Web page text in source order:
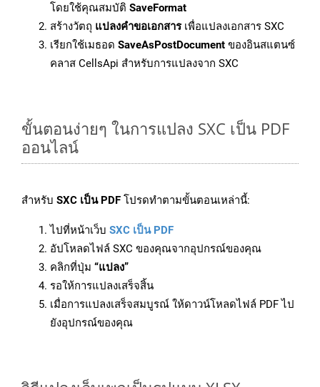
โดยใช้คุณสมบัติ SaveFormat
สร้างวัตถุ แปลงคำขอเอกสารเพื่อแปลงเอกสาร SXC
เรียกใช้เมธอด SaveAsPostDocument ของอินสแตนซ์
คลาส CellsApi สำหรับการแปลงจาก SXC
ขั้นตอนง่ายๆ ในการแปลง SXC เป็น PDF
ออนไลน์
สำหรับ SXC เป็น PDF โปรดทำตามขั้นตอนเหล่านี้:
ไปที่หน้าเว็บ SXC เป็น PDF
อัปโหลดไฟล์ SXC ของคุณจากอุปกรณ์ของคุณ
คลิกที่ปุ่ม “แปลง”
รอให้การแปลงเสร็จสิ้น
เมื่อการแปลงเสร็จสมบูรณ์ ให้ดาวน์โหลดไฟล์ PDF ไป
ยังอุปกรณ์ของคุณ